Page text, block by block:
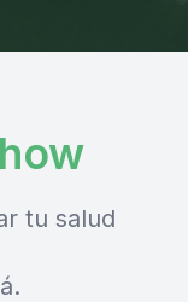
tu salud